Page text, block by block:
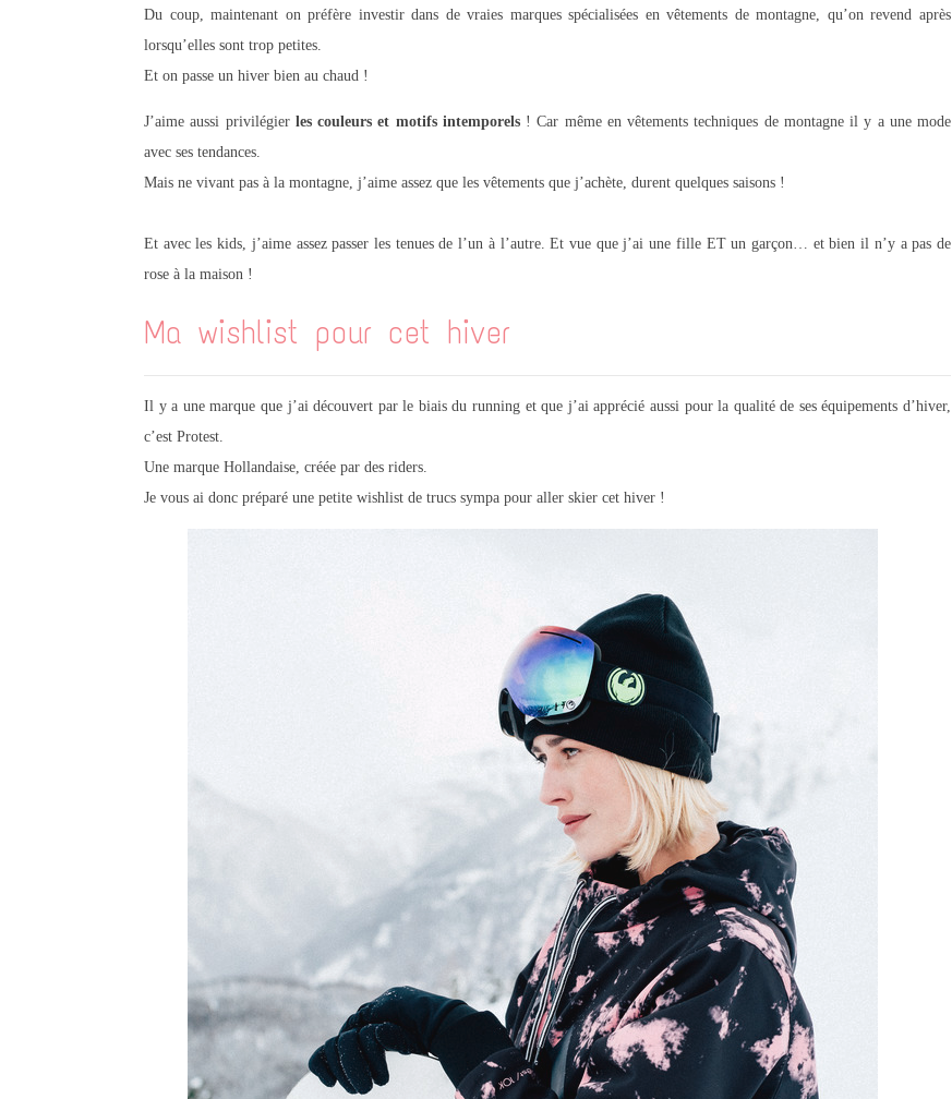
Du coup, maintenant on préfère investir dans de vraies marques spécialisées en vêtements de montagne, qu’on revend après
lorsqu’elles sont trop petites.
Et on passe un hiver bien au chaud !
J’aime aussi privilégier les couleurs et motifs intemporels! Car même en vêtements techniques de montagne il y a une mode
avec ses tendances.
Mais ne vivant pas à la montagne, j’aime assez que les vêtements que j’achète, durent quelques saisons !
Et avec les kids, j’aime assez passer les tenues de l’un à l’autre. Et vue que j’ai une fille ET un garçon… et bien il n’y a pas de
rose à la maison !
Ma wishlist pour cet hiver
Il y a une marque que j’ai découvert par le biais du running et que j’ai apprécié aussi pour la qualité de ses équipements d’hiver,
c’est Protest.
Une marque Hollandaise, créée par des riders.
Je vous ai donc préparé une petite wishlist de trucs sympa pour aller skier cet hiver !